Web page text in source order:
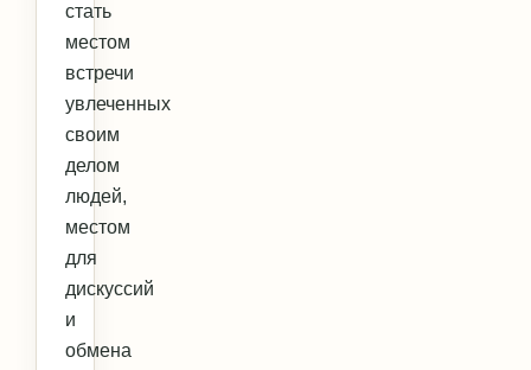
стать
местом
встречи
увлеченных
своим
делом
людей,
местом
для
дискуссий
и
обмена